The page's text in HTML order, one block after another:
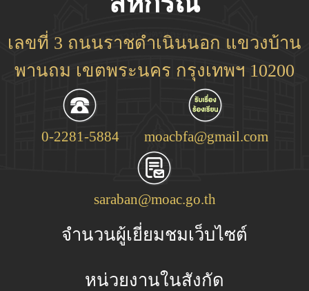
เลขที่ 3 ถนนราชดำเนินนอก แขวงบ้าน
พานถม เขตพระนคร กรุงเทพฯ 10200
0-2281-5884 moacbfa@gmail.com
saraban@moac.go.th
จำนวนผู้เยี่ยมชมเว็บไซต์
หน่วยงานในสังกัด